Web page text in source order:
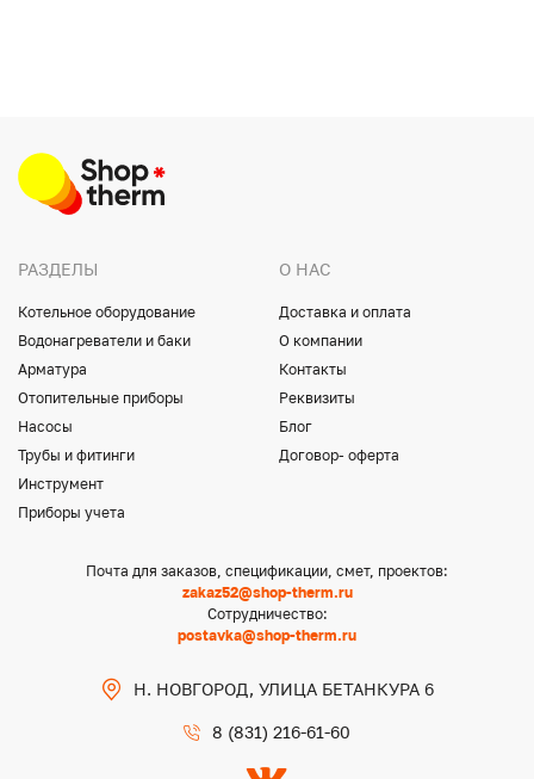
РАЗДЕЛЫ
Котельное оборудование
Водонагреватели и баки
Арматура
Отопительные приборы
Насосы
Трубы и фитинги
Инструмент
Приборы учета
О НАС
Доставка и оплата
О компании
Контакты
Реквизиты
Блог
Договор- оферта
Почта для заказов, спецификации, смет, проектов:
zakaz52@shop-therm.ru
Сотрудничество:
postavka@shop-therm.ru
Н. НОВГОРОД, УЛИЦА БЕТАНКУРА 6
8 (831) 216-61-60